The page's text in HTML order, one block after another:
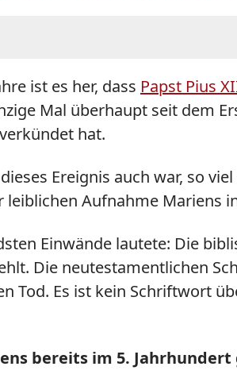
ist es her, dass Papst Pius
Mal überhaupt seit dem
hat.
Ereignis auch war, so
Aufnahme Mariens
Einwände lautete: Die
Die neutestamentlichen
Tod. Es ist kein Schriftwort
bereits im 5.